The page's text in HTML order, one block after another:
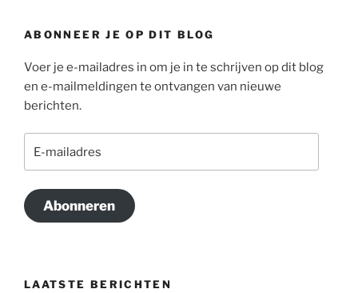
ABONNEER JE OP DIT BLOG
Voer je e-mailadres in om je in te schrijven op dit blog
en e-mailmeldingen te ontvangen van nieuwe
berichten.
Abonneren
LAATSTE BERICHTEN